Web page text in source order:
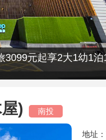
元起享2大1幼1
) 南投
地址